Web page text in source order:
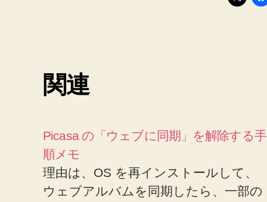
関連
Picasa の「ウェブに同期」を解除する手
順メモ
理由は、OS を再インストールして、
ウェブアルバムを同期したら、一部の